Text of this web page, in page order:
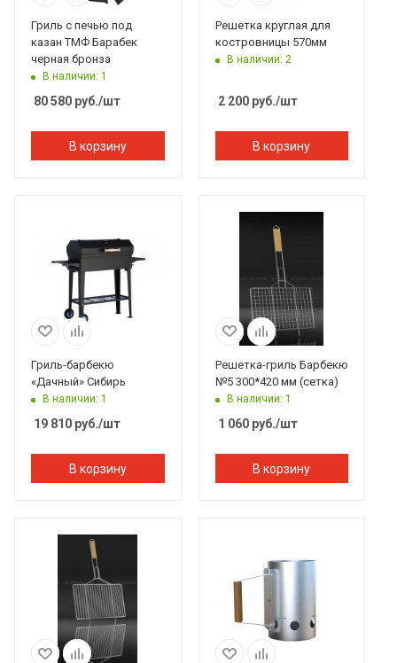
Гриль с печью под
казан ТМФ Барабек
черная бронза
В наличии: 1
80 580 руб./шт
В корзину
Решетка круглая для
костровницы 570мм
В наличии: 2
2 200руб./шт
В корзину
Гриль-барбекю
«Дачный» Сибирь
В наличии: 1
19 810 руб./шт
В корзину
Решетка-гриль Барбекю
№5 300*420 мм (сетка)
В наличии: 1
1 060руб./шт
В корзину